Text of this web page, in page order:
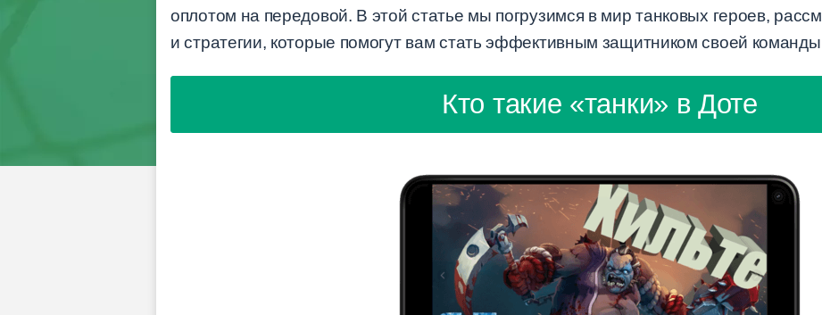
оплотом на передовой. В этой статье мы погрузимся в мир танковых героев,
и стратегии, которые помогут вам стать эффективным защитником своей
Кто такие «танки» в Доте